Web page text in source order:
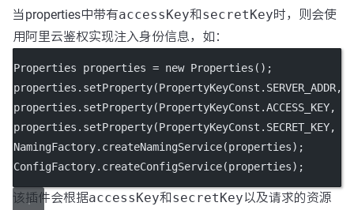
当properties中带有accessKey和secretKey时，则会使
用阿里云鉴权实现注入身份信息，如：
Properties properties = new Properties ();
properties. setProperty(PropertyKeyConst.SERVER_ADDR,
properties. setProperty(PropertyKeyConst.ACCESS_KEY,
properties. setProperty(PropertyKeyConst.SECRET_KEY,
NamingFactory. createNamingService(properties);
ConfigFactory. createConfigService(properties);
该插件会根据accessKey和secretKey以及请求的资源